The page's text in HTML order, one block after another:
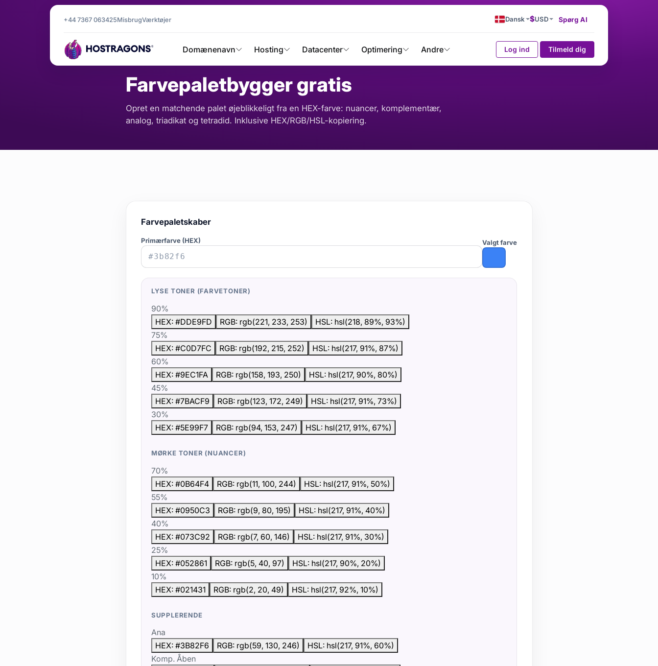
+44 7367 063425MisbrugVærktøjer Dansk $USD Spørg AI
Domænenavn Hosting Datacenter Optimering Andre Log ind Tilmeld dig
Forside Værktøjer
BEREGNING
Farvepaletbygger gratis
Opret en matchende palet øjeblikkeligt fra en HEX-farve: nuancer, komplementær,
analog, triadikat og tetradid. Inklusive HEX/RGB/HSL-kopiering.
Farvepaletskaber
Primærfarve (HEX) Valgt farve
LYSE TONER (FARVETONER)
90%
HEX: #DDE9FD
RGB: rgb(221, 233, 253)
HSL: hsl(218, 89%, 93%)
75%
HEX: #C0D7FC
RGB: rgb(192, 215, 252)
HSL: hsl(217, 91%, 87%)
60%
HEX: #9EC1FA
RGB: rgb(158, 193, 250)
HSL: hsl(217, 90%, 80%)
45%
HEX: #7BACF9
RGB: rgb(123, 172, 249)
HSL: hsl(217, 91%, 73%)
30%
HEX: #5E99F7
RGB: rgb(94, 153, 247) HSL: hsl(217, 91%, 67%)
MØRKE TONER (NUANCER)
70%
HEX: #0B64F4
RGB: rgb(11, 100, 244)
HSL: hsl(217, 91%, 50%)
55%
HEX: #0950C3
RGB: rgb(9, 80, 195)
HSL: hsl(217, 91%, 40%)
40%
HEX: #073C92
RGB: rgb(7, 60, 146)
HSL: hsl(217, 91%, 30%)
25%
HEX: #052861
RGB: rgb(5, 40, 97)
HSL: hsl(217, 90%, 20%)
10%
HEX: #021431
RGB: rgb(2, 20, 49) HSL: hsl(217, 92%, 10%)
SUPPLERENDE
Ana
HEX: #3B82F6
RGB: rgb(59, 130, 246)
HSL: hsl(217, 91%, 60%)
Komp. Åben